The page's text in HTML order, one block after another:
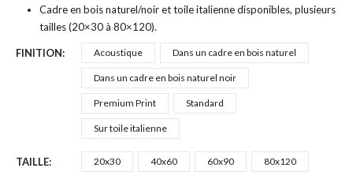
Cadre en bois naturel/noir et toile italienne disponibles, plusieurs
tailles (20×30 à 80×120).
FINITION Acoustique Dans un cadre en bois naturel
Dans un cadre en bois naturel noir
Premium Print Standard
Sur toile italienne
TAILLE 20x30 40x60 60x90 80x120